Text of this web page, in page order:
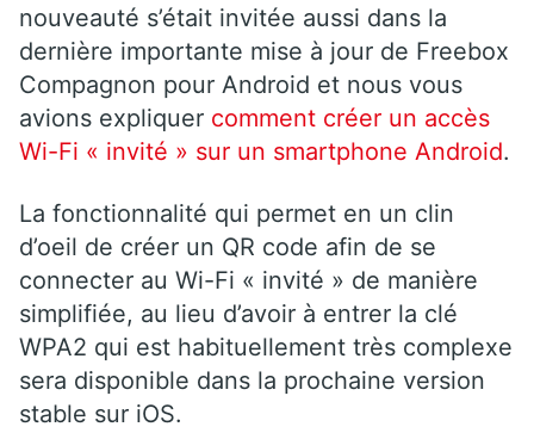
nouveauté s’était invitée aussi dans la
dernière importante mise à jour de Freebox
Compagnon pour Android et nous vous
avions expliquer comment créer un accès
Wi-Fi « invité » sur un smartphone Android.
La fonctionnalité qui permet en un clin
d’oeil de créer un QR code afin de se
connecter au Wi-Fi « invité » de manière
simplifiée, au lieu d’avoir à entrer la clé
WPA2 qui est habituellement très complexe
sera disponible dans la prochaine version
stable sur iOS.